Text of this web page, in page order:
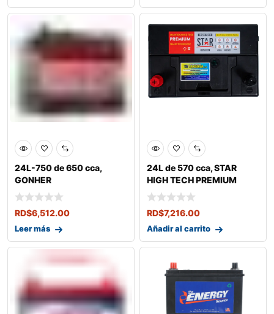
24L-750 de 650 cca,
GONHER
RD$6,512.00
Leer más
24L de 570 cca, STAR
HIGH TECH PREMIUM
RD$7,216.00
Añadir al carrito